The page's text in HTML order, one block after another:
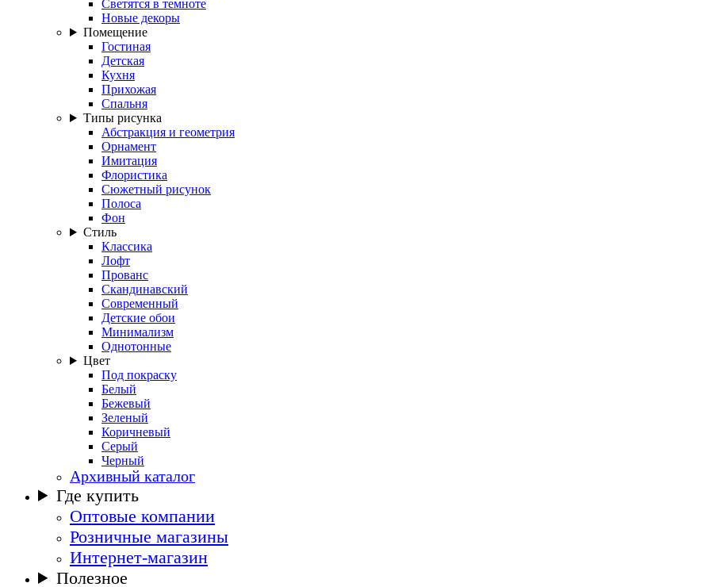
Светятся в темноте
Новые декоры
Помещение
Гостиная
Детская
Кухня
Прихожая
Спальня
Типы рисунка
Абстракция и геометрия
Орнамент
Имитация
Флористика
Сюжетный рисунок
Полоса
Фон
Стиль
Классика
Лофт
Прованс
Скандинавский
Современный
Детские обои
Минимализм
Однотонные
Цвет
Под покраску
Белый
Бежевый
Зеленый
Коричневый
Серый
Черный
Архивный каталог
Где купить
Оптовые компании
Розничные магазины
Интернет-магазин
Полезное